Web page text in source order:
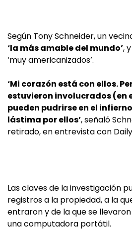
Según Tony Schneider, un
‘la más amable del mundo’,
‘muy americanizados’.
‘Mi corazón está con ellos.
estuvieron involucrados (en
pueden pudrirse en el
lástima por ellos’, señaló
retirado, en entrevista con
Las claves de la investigación
registros a la propiedad, a la
entraron y de la que se
una computadora portátil.